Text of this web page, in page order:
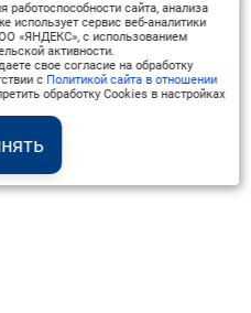
сайта, анализа
использует сервис веб-аналитики
«ЯНДЕКС», с использованием
активности.
свое согласие на обработку
с Политикой сайта в отношении
обработку Cookies в настройках